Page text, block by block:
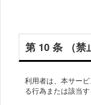
第 10 条 （禁
利⽤者は、本サー
る⾏為または該当